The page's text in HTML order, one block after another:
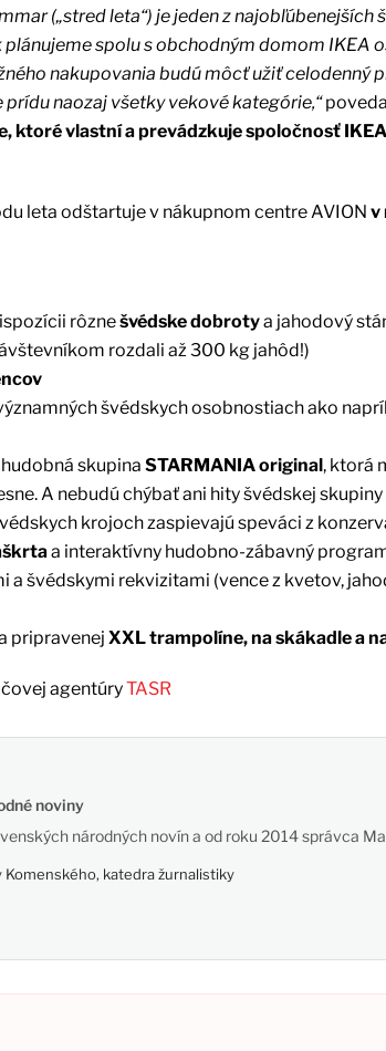
(„stred leta“) je jeden z
spolu s obchodným domom IKEA
nakupovania budú môcť užiť celodenný
prídu naozaj všetky vekové kategórie,“
ktoré vlastní a prevádzkuje spoločnosť
leta odštartuje v nákupnom centre AVION v
rôznešvédske dobrotya jahodový
rozdali až 300 kg jahôd!)
švédskych osobnostiach ako
skupina STARMANIA original, ktorá
A nebudú chýbať ani hity švédskej
krojoch zaspievajú speváci z
a interaktívny hudobno-zábavný
švédskymi rekvizitami (vence z kvetov,
pripravenej XXL trampolíne, na skákadle a
agentúryTASR
noviny
národných novín a od roku 2014 správca
katedra žurnalistiky